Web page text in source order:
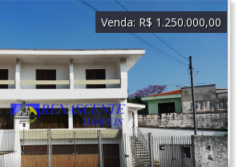
Venda: R$ 1.250.000,00